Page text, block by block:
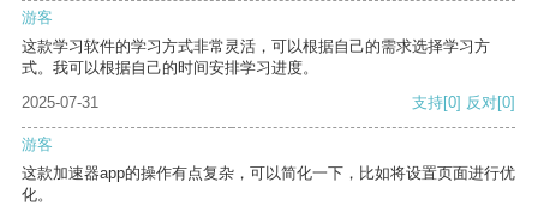
游客
这款学习软件的学习方式非常灵活，可以根据自己的需求选择学习方
式。我可以根据自己的时间安排学习进度。
2025-07-31
支持[0] 反对[0]
游客
这款加速器app的操作有点复杂，可以简化一下，比如将设置页面进行优
化。